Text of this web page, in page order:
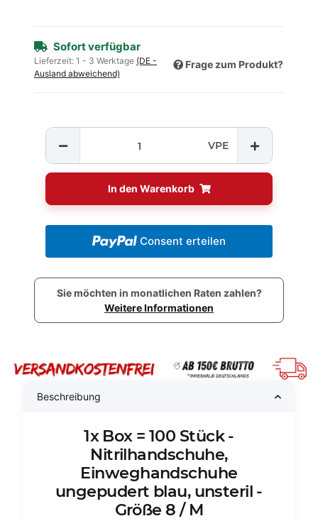
Sofort verfügbar
Lieferzeit: 1 - 3 Werktage (DE -
Ausland abweichend)
Frage zum Produkt?
VPE
In den Warenkorb
Consent erteilen
Sie möchten in monatlichen Raten zahlen?
Weitere Informationen
Beschreibung
1x Box = 100 Stück -
Nitrilhandschuhe,
Einweghandschuhe
ungepudert blau, unsteril -
Größe 8 / M